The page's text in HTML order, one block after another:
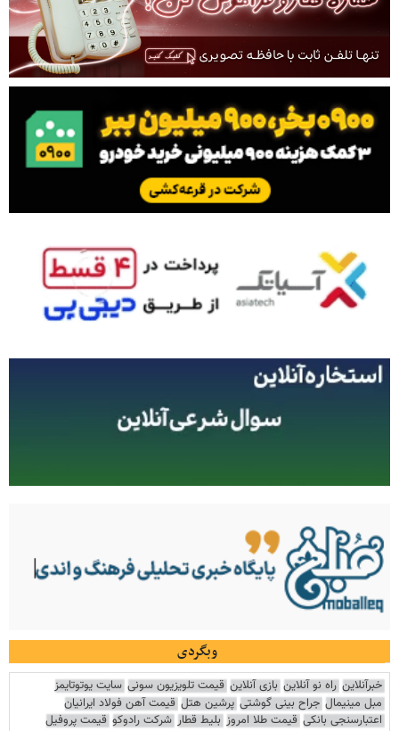
وبگردی
خبرآنلاین راه نو آنلاین بازی آنلاین قیمت تلویزیون سونی سایت یوتوتایمز
مبل مینیمال جراح بینی گوشتی پرشین هتل قیمت آهن فولاد ایرانیان
اعتبارسنجی بانکی قیمت طلا امروز بلیط قطار شرکت رادوکو قیمت پروفیل